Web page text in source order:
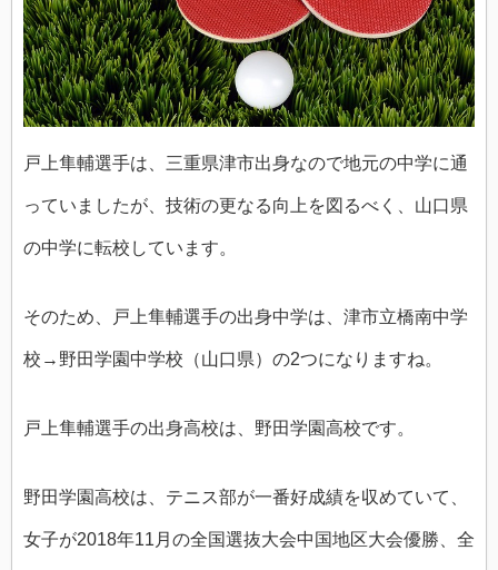
戸上隼輔選手は、三重県津市出身なので地元の中学に通
っていましたが、技術の更なる向上を図るべく、山口県
の中学に転校しています。
そのため、戸上隼輔選手の出身中学は、津市立橋南中学
校→野田学園中学校（山口県）の2つになりますね。
戸上隼輔選手の出身高校は、野田学園高校です。
野田学園高校は、テニス部が一番好成績を収めていて、
女子が2018年11月の全国選抜大会中国地区大会優勝、全